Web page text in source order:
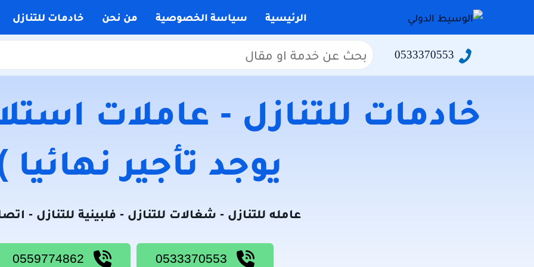
الرئيسية سياسة الخصوصية من نحن خادمات للتنازل
0533370553
البحث
عن:
خادمات للتنازل - عاملات
يوجد تأجير نهائيا
عامله للتنازل - شغالات للتنازل - فلبينية للتنازل -